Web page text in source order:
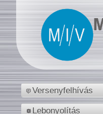
Versenyfelhívás
Lebonyolítás